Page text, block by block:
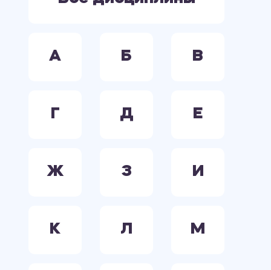
А Б В
Г Д Е
Ж З И
К Л М